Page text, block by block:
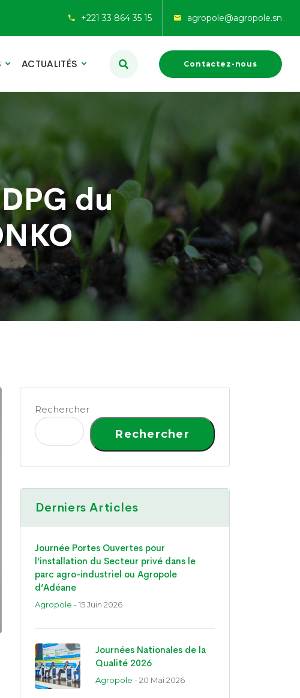
+221 33 864 35 15 agropole@agropole.sn
ACTUALITÉS Contactez-nous
du
Rechercher
Rechercher
Derniers Articles
Journée Portes Ouvertes pour
l’installation du Secteur privé dans le
parc agro-industriel ou Agropole
d’Adéane
Agropole - 15 Juin 2026
Journées Nationales de la
Qualité 2026
Agropole - 20 Mai 2026